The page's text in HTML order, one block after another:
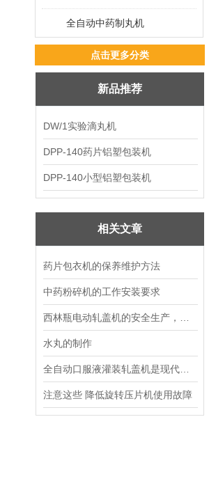
全自动中药制丸机
点击更多分类
新品推荐
DW/1实验滴丸机
DPP-140药片铝塑包装机
DPP-140小型铝塑包装机
相关文章
药片包衣机的保养维护方法
中药粉碎机的工作安装要求
水丸的制作
注意这些 降低旋转压片机使用故障